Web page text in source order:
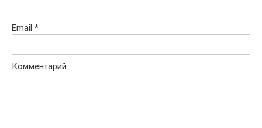
Email *
Комментарий